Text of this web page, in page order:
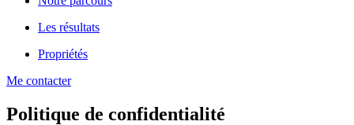
Les résultats
Propriétés
Me contacter
Politique de confidentialité